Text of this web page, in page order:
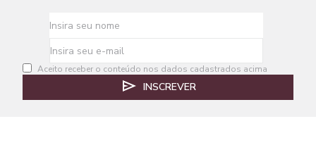
Aceito receber o conteúdo nos dados cadastrados acima
INSCREVER